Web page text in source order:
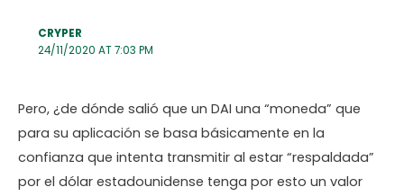
CRYPER
24/11/2020 AT 7:03 PM
Pero, ¿de dónde salió que un DAI una “moneda” que
para su aplicación se basa básicamente en la
confianza que intenta transmitir al estar “respaldada”
por el dólar estadounidense tenga por esto un valor